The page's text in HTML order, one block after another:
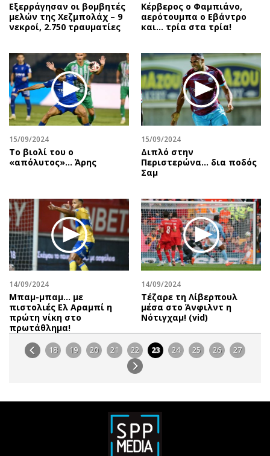
Εξερράγησαν οι βομβητές
μελών της Χεζμπολάχ – 9
νεκροί, 2.750 τραυματίες
Κέρβερος ο Φαμπιάνο,
αερότουμπα ο Εβάντρο
και… τρία στα τρία!
15/09/2024
Το βιολί του ο
«απόλυτος»… Άρης
15/09/2024
Διπλό στην
Περιστερώνα… δια ποδός
Σαμ
14/09/2024
Μπαμ-μπαμ… με
πιστολιές Ελ Αραμπί η
πρώτη νίκη στο
πρωτάθλημα!
14/09/2024
Τέζαρε τη Λίβερπουλ
μέσα στο Άνφιλντ η
Νότιγχαμ! (vid)
18 19 20 21 22 23 24 25 26 27